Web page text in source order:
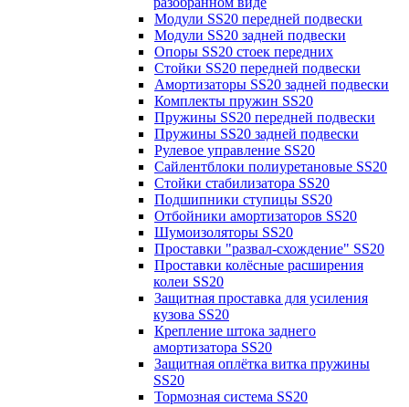
Модули SS20 передней подвески
Модули SS20 задней подвески
Опоры SS20 стоек передних
Стойки SS20 передней подвески
Амортизаторы SS20 задней подвески
Комплекты пружин SS20
Пружины SS20 передней подвески
Пружины SS20 задней подвески
Рулевое управление SS20
Сайлентблоки полиуретановые SS20
Стойки стабилизатора SS20
Подшипники ступицы SS20
Отбойники амортизаторов SS20
Шумоизоляторы SS20
Проставки "развал-схождение" SS20
Проставки колёсные расширения
колеи SS20
Защитная проставка для усиления
кузова SS20
Крепление штока заднего
амортизатора SS20
Защитная оплётка витка пружины
SS20
Тормозная система SS20